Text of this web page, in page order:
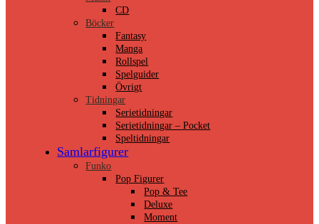
CD
Böcker
Fantasy
Manga
Rollspel
Spelguider
Övrigt
Tidningar
Serietidningar
Serietidningar – Pocket
Speltidningar
Samlarfigurer
Funko
Pop Figurer
Pop & Tee
Deluxe
Moment